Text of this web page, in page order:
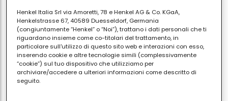
bene alla maionese o a ricette classiche come il
roast beef. Mal’abbinamento vincenteè senza
dubbio quello colbollito, coi salumi, con gli arrosti e i
sottaceti. Se volete che duri a lungo acquistatela
nella versione in grani. Quella in polvere, che
solitamente è un mix di senape bianca e nera, va
Henkel Italia Srl via Amoretti, 78 e Henkel AG & Co. KGaA,
Henkelstrasse 67, 40589 Duesseldorf, Germania
(congiuntamente “Henkel” o “Noi”), trattano i dati personali che ti
riguardano insieme come co-titolari del trattamento, in
particolare sull'utilizzo di questo sito web e interazioni con esso,
inserendo cookie e altre tecnologie simili (complessivamente
“cookie”) sul tuo dispositivo che utilizziamo per
archiviare/accedere a ulteriori informazioni come descritto di
seguito.